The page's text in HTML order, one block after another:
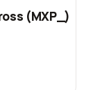
(MXP_)